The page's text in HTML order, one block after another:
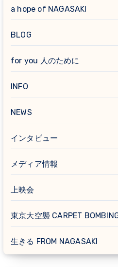
a hope of NAGASAKI
BLOG
for you 人のために
INFO
NEWS
インタビュー
メディア情報
上映会
東京大空襲 CARPET
生きる FROM NAGASAKI